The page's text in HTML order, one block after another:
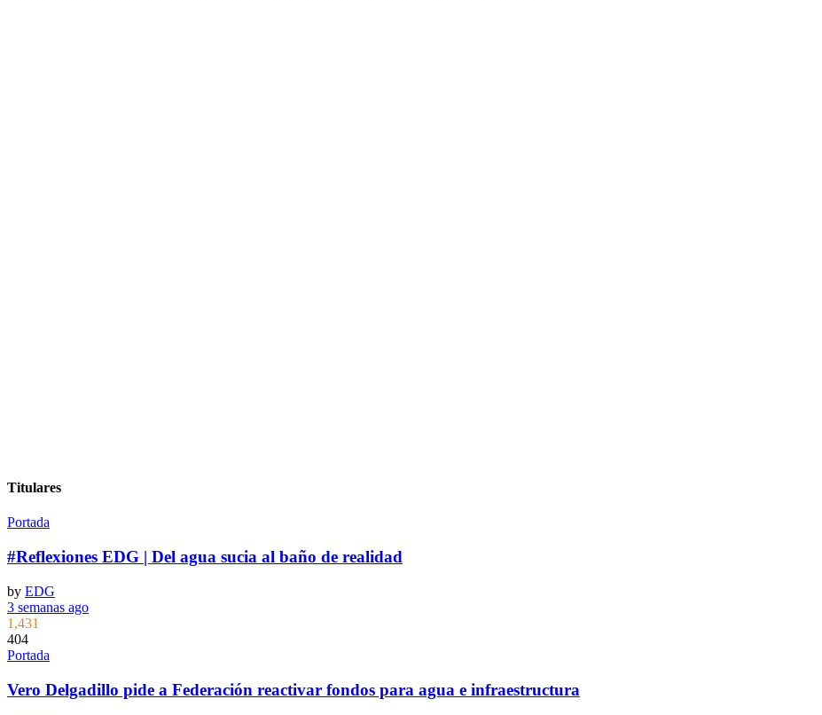
Titulares
Portada
#Reflexiones EDG | Del agua sucia al baño de realidad
by EDG
3 semanas ago
1,431
404
Portada
Vero Delgadillo pide a Federación reactivar fondos para agua e infraestructura